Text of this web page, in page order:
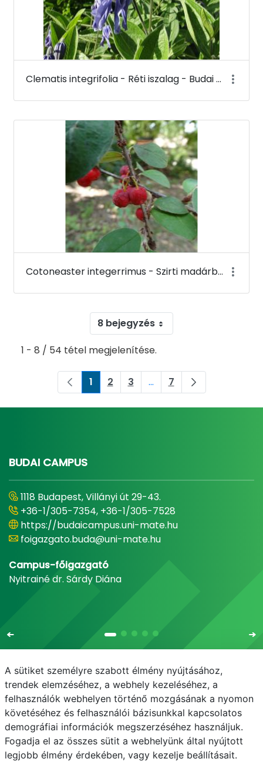
Clematis integrifolia - Réti iszalag - Budai Arborétum
Cotoneaster integerrimus - Szirti madárbirs - Budai Arborétum
8 bejegyzés
1 - 8 / 54 tétel megjelenítése.
Oldal
1 Oldal
2 Oldal
3 ...Köztes oldalak
Oldal
7
BUDAI CAMPUS
1118 Budapest, Villányi út 29-43.
+36-1/305-7354, +36-1/305-7528
https://budaicampus.uni-mate.hu
foigazgato.buda@uni-mate.hu
Campus-főigazgató
Nyitrainé dr. Sárdy Diána
E-mail Telefonkönyv NEPTUN
E-learning
Adatvédelem
A sütiket személyre szabott élmény nyújtásához,
trendek elemzéséhez, a webhely kezeléséhez, a
felhasználók webhelyen történő mozgásának a nyomon
követéséhez és felhasználói bázisunkkal kapcsolatos
demográfiai információk megszerzéséhez használjuk.
Fogadja el az összes sütit a webhelyünk által nyújtott
legjobb élmény érdekében, vagy kezelje beállításait.